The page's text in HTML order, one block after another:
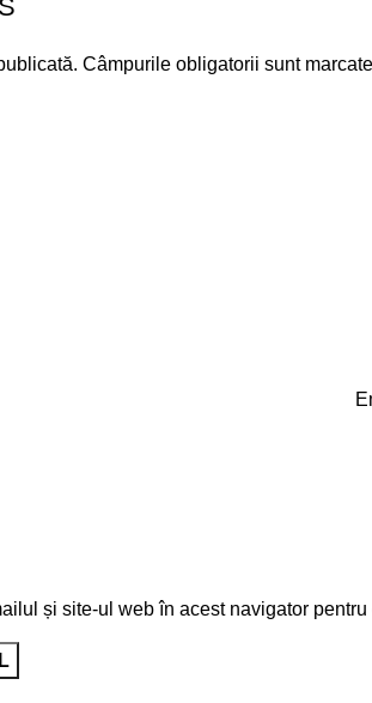
Câmpurile obligatorii sunt
și site-ul web în acest navigator